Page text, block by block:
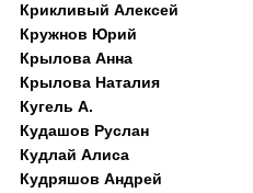
Крикливый Алексей
Кружнов Юрий
Крылова Анна
Крылова Наталия
Кугель А.
Кудашов Руслан
Кудлай Алиса
Кудряшов Андрей